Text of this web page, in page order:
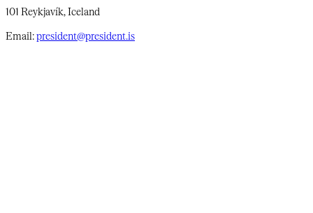
101 Reykjavík, Iceland
Email:president@president.is